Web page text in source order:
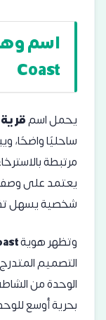
Coast
يحمل اسم
ساحليًا واضحًا،
مرتبطة
يعتمد على وصف
شخصية يسهل
وتظهر هوية
التصميم
الوحدة من
بحرية أوسع